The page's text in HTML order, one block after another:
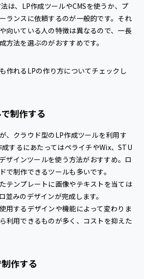
は、LP作成ツールやCMSを使うか、プ
ランスに依頼するのが一般的です。それ
向いている人の特徴は異なるので、一長
方法を選ぶのがおすすめです。
作れるLPの作り方についてチェックし
制作する
、クラウド型のLP作成ツールを利用す
するにあたってはペライチやWix、STU
ザインツールを使う方法がおすすめ。ロ
で制作できるツールも多いです。
テンプレートに画像やテキストを当ては
並みのデザインが完成します。
用するデザインや機能によって変わりま
利用できるものが多く、コストを抑えた
作する